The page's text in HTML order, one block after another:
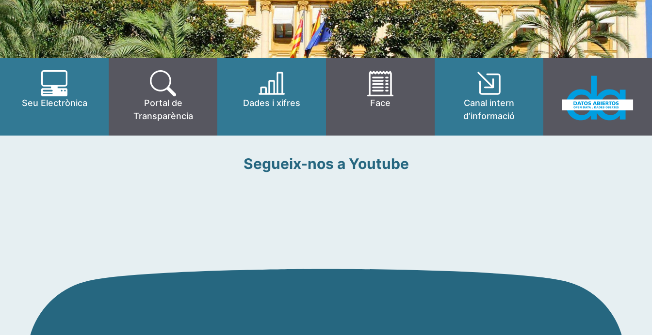
Seu Electrònica
Portal de
Transparència
Dades i xifres Face
Canal intern
d’informació
Segueix-nos a Youtube